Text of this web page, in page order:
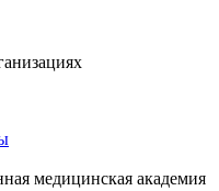
медицинская академия